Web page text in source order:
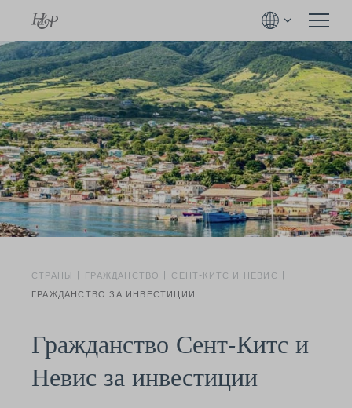
СТРАНЫ ГРАЖДАНСТВО
СЕНТ-КИТС И НЕВИС
ГРАЖДАНСТВО ЗА ИНВЕСТИЦИИ
Гражданство Сент-Китс и
Невис за инвестиции